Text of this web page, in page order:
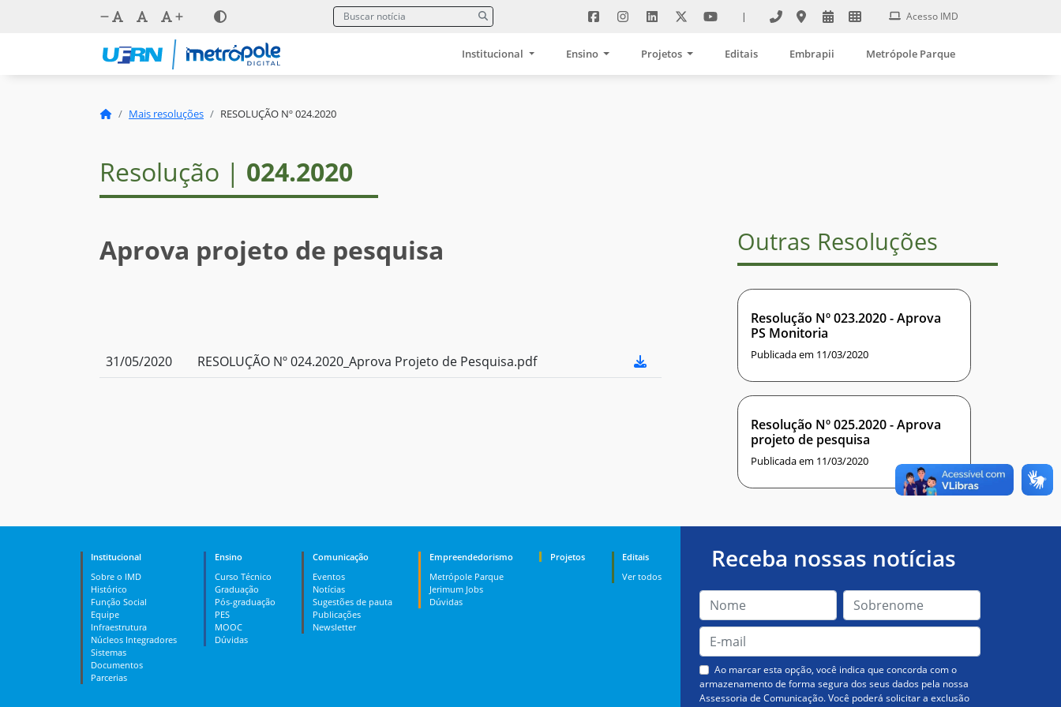
| Acesso IMD
Institucional Ensino Projetos Editais Embrapii Metrópole Parque
Mais resoluções RESOLUÇÃO Nº 024.2020
Resolução | 024.2020
Aprova projeto de pesquisa
31/05/2020 RESOLUÇÃO Nº 024.2020_Aprova Projeto de Pesquisa.pdf
Outras Resoluções
Resolução Nº 023.2020 - Aprova
PS Monitoria
Publicada em 11/03/2020
Resolução Nº 025.2020 - Aprova
projeto de pesquisa
Publicada em 11/03/2020
Institucional
Sobre o IMD
Histórico
Função Social
Equipe
Infraestrutura
Núcleos Integradores
Sistemas
Documentos
Parcerias
Ensino
Curso Técnico
Graduação
Pós-graduação
PES
MOOC
Dúvidas
Comunicação
Eventos
Notícias
Sugestões de pauta
Publicações
Newsletter
Empreendedorismo
Metrópole Parque
Jerimum Jobs
Dúvidas
Projetos
Editais
Ver todos
Receba nossas notícias
Ao marcar esta opção, você indica que concorda com o
armazenamento de forma segura dos seus dados pela nossa
Assessoria de Comunicação. Você poderá solicitar a exclusão